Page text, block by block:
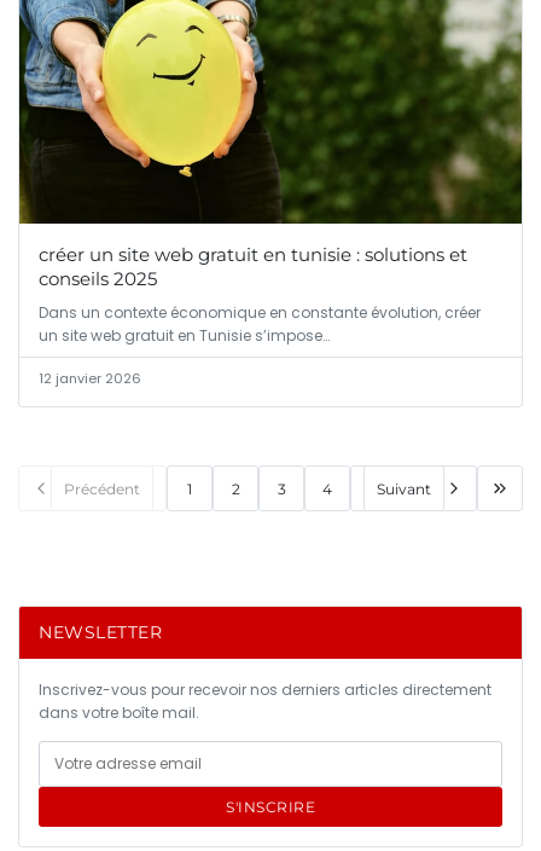
créer un site web gratuit en tunisie : solutions et
conseils 2025
Dans un contexte économique en constante évolution, créer
un site web gratuit en Tunisie s’impose…
12 janvier 2026
Précédent 1 2 3 4 Suivant
NEWSLETTER
Inscrivez-vous pour recevoir nos derniers articles directement
dans votre boîte mail.
S'INSCRIRE